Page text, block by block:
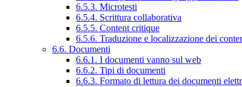
6.5.3. Microtesti
6.5.4. Scrittura collaborativa
6.5.5. Content critique
6.5.6. Traduzione e localizzazione dei
6.6. Documenti
6.6.1. I documenti vanno sul web
6.6.2. Tipi di documenti
6.6.3. Formato di lettura dei documenti